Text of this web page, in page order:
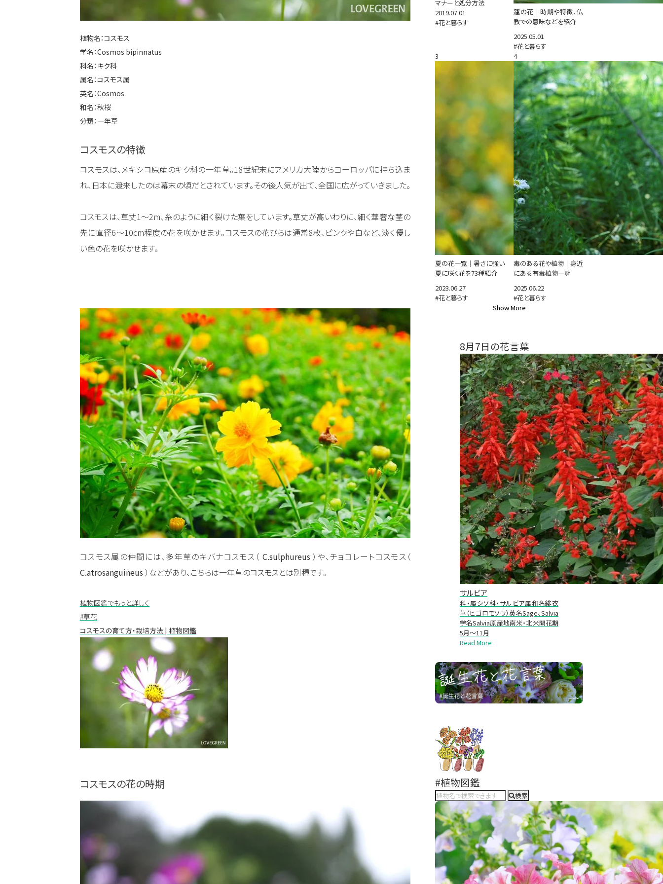
植物名：コスモス
学名：Cosmos bipinnatus
科名：キク科
属名：コスモス属
英名：Cosmos
和名：秋桜
分類：一年草
コスモスの特徴
コスモスは、メキシコ原産のキク科の一年草。18世紀末にアメリカ大陸からヨーロッパに持ち込ま
れ、日本に渡来したのは幕末の頃だとされています。その後人気が出て、全国に広がっていきました。
コスモスは、草丈1～2m、糸のように細く裂けた葉をしています。草丈が高いわりに、細く華奢な茎の
先に直径6～10cm程度の花を咲かせます。コスモスの花びらは通常8枚、ピンクや白など、淡く優し
い色の花を咲かせます。
コスモス属の仲間には、多年草のキバナコスモス（ C.sulphureus ）や、チョコレートコスモス（
C.atrosanguineus ）などがあり、こちらは一年草のコスモスとは別種です。
植物図鑑でもっと詳しく
#草花
コスモスの育て方・栽培方法 | 植物図鑑
コスモスの花の時期
マナーと処分方法
2019.07.01
#花と暮らす
蓮の花｜時期や特徴、仏
教での意味などを紹介
2025.05.01
#花と暮らす
3
夏の花一覧｜暑さに強い
夏に咲く花を73種紹介
2023.06.27
#花と暮らす
4
毒のある花や植物｜身近
にある有毒植物一覧
2025.06.22
#花と暮らす
Show More
8月7日の花言葉
サルビア
科・属シソ科・サルビア属和名緋衣
草（ヒゴロモソウ）英名Sage、Salvia
学名Salvia原産地南米・北米開花期
5月～11月
Read More
#植物図鑑
検索